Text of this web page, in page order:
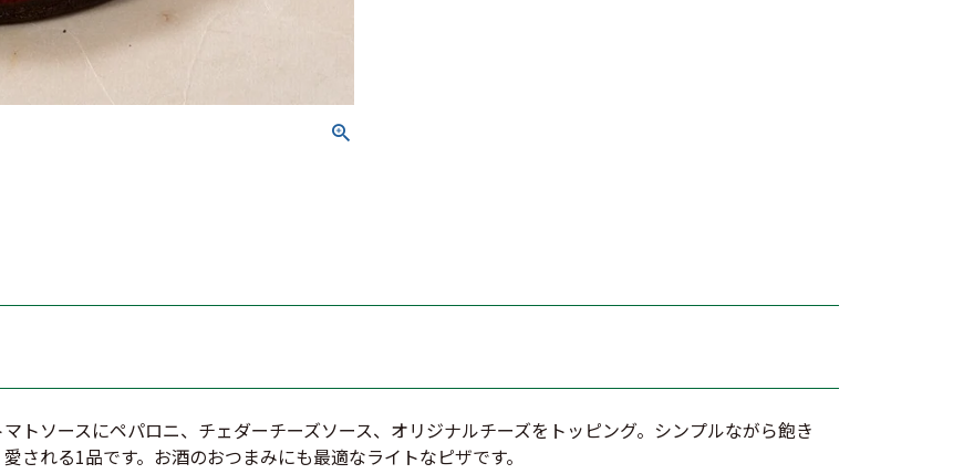
トソースにペパロニ、チェダーチーズソース、オリジナルチーズをトッピング。シンプルながら飽き
される1品です。お酒のおつまみにも最適なライトなピザです。